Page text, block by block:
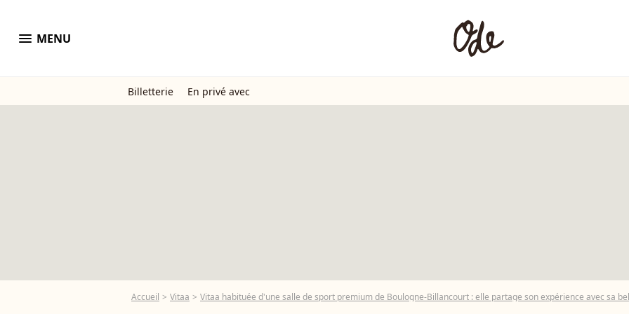
menu MENU
Billetterie En privé avec
Accueil Vitaa Vitaa habituée d'une salle de sport premium de Boulogne-Billancourt : elle partage son expérience avec sa